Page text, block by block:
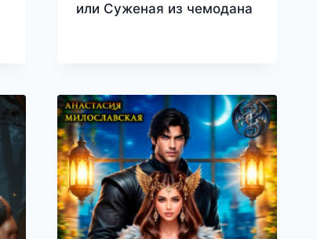
или Суженая из чемодана